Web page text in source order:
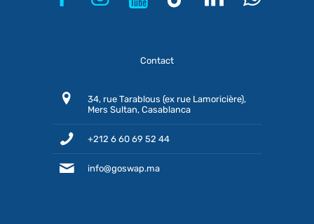
Contact
34, rue Tarablous (ex rue Lamoricière),
Mers Sultan, Casablanca
+212 6 60 69 52 44
info@goswap.ma